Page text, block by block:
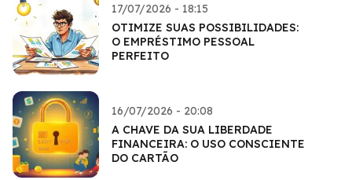
17/07/2026 - 18:15
OTIMIZE SUAS POSSIBILIDADES:
O EMPRÉSTIMO PESSOAL
PERFEITO
16/07/2026 - 20:08
A CHAVE DA SUA LIBERDADE
FINANCEIRA: O USO CONSCIENTE
DO CARTÃO